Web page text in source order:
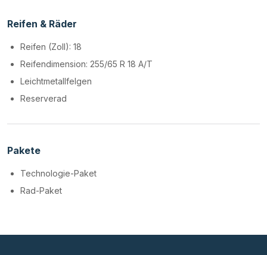
Reifen & Räder
Reifen (Zoll): 18
Reifendimension: 255/65 R 18 A/T
Leichtmetallfelgen
Reserverad
Pakete
Technologie-Paket
Rad-Paket